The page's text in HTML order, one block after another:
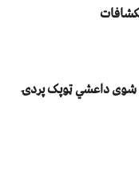
شوی داعشي ټوپک پردۍ